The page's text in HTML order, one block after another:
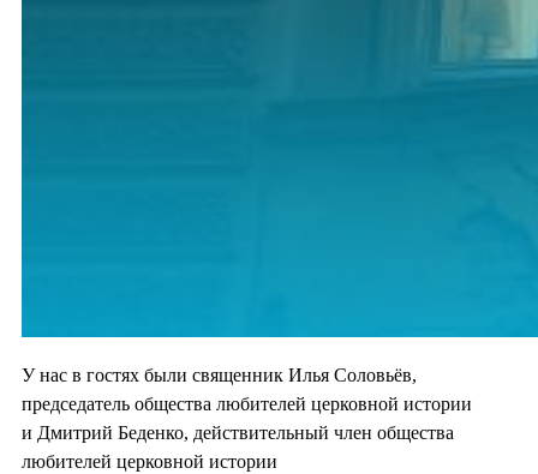
У нас в гостях были священник Илья Соловьёв,
председатель общества любителей церковной истории
и Дмитрий Беденко, действительный член общества
любителей церковной истории